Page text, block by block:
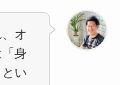
オ
身
い